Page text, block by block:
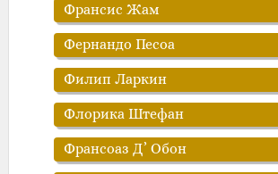
Франсис Жам
Фернандо Песоа
Филип Ларкин
Флорика Штефан
Франсоаз Д’ Обон